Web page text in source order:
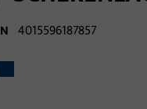
4015596187857